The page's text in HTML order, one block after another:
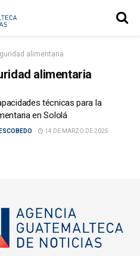
alimentaria
alimentaria
técnicas para la
en Sololá
14 DE MARZO DE 2025